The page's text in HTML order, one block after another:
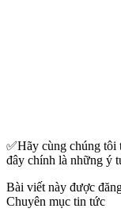
✅Hãy cùng chúng tôi
đây chính là những ý
Bài viết này được
Chuyên mục tin tức